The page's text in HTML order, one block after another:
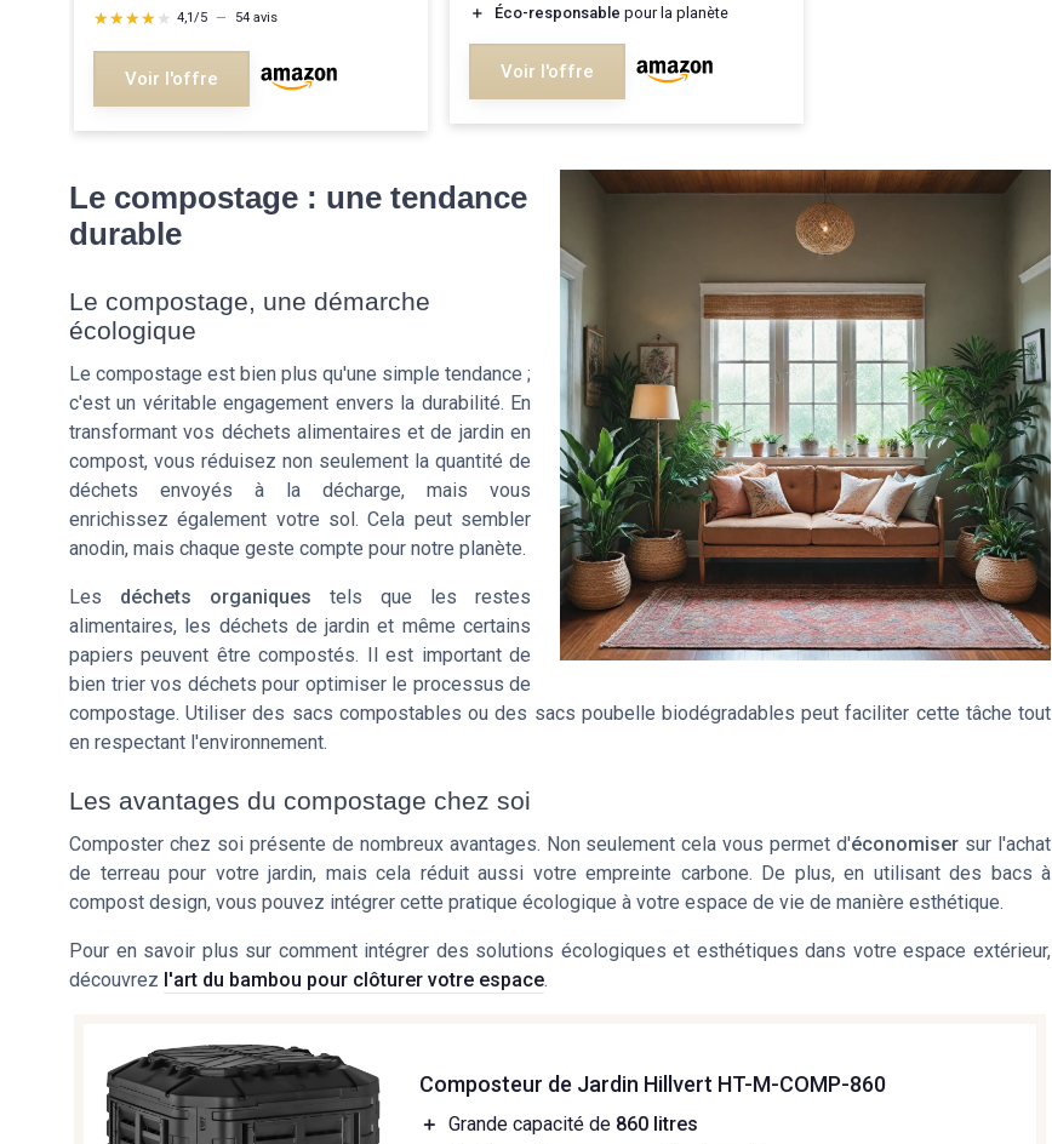
★★★★★
★★★★★ 4,1/5 — 54 avis
Voir l'offre
＋
Éco-responsable pour la planète
Voir l'offre
Le compostage : une tendance
durable
Le compostage, une démarche
écologique
Le compostage est bien plus qu'une simple tendance ;
c'est un véritable engagement envers la durabilité. En
transformant vos déchets alimentaires et de jardin en
compost, vous réduisez non seulement la quantité de
déchets envoyés à la décharge, mais vous
enrichissez également votre sol. Cela peut sembler
anodin, mais chaque geste compte pour notre planète.
Les déchets organiques tels que les restes
alimentaires, les déchets de jardin et même certains
papiers peuvent être compostés. Il est important de
bien trier vos déchets pour optimiser le processus de
compostage. Utiliser des sacs compostables ou des sacs poubelle biodégradables peut faciliter cette tâche tout
en respectant l'environnement.
Les avantages du compostage chez soi
Composter chez soi présente de nombreux avantages. Non seulement cela vous permet d'économiser sur l'achat
de terreau pour votre jardin, mais cela réduit aussi votre empreinte carbone. De plus, en utilisant des bacs à
compost design, vous pouvez intégrer cette pratique écologique à votre espace de vie de manière esthétique.
Pour en savoir plus sur comment intégrer des solutions écologiques et esthétiques dans votre espace extérieur,
découvrez l'art du bambou pour clôturer votre espace.
Composteur de Jardin Hillvert HT-M-COMP-860
＋ Grande capacité de 860 litres